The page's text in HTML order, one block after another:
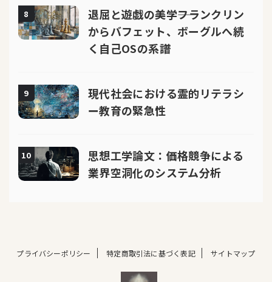
8
退屈と遊戯の美学――フランクリン
からバフェット、ボーグルへ続
く自己OSの系譜
9
現代社会における霊的リテラシ
ー教育の緊急性
10
思想工学論文：価格競争による
業界空洞化のシステム分析
プライバシーポリシー 特定商取引法に基づく表記 サイトマップ